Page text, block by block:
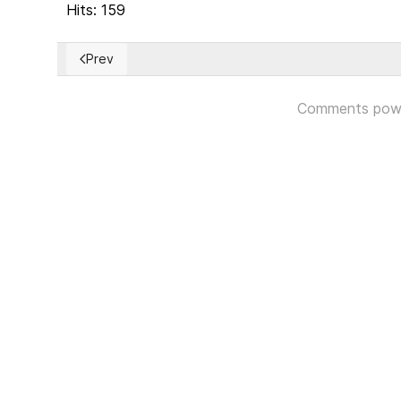
Hits: 159
Previous article: EUA: Presidente del Comité
Prev
Comments